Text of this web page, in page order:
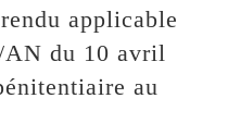
applicable
AN du 10 avril
au